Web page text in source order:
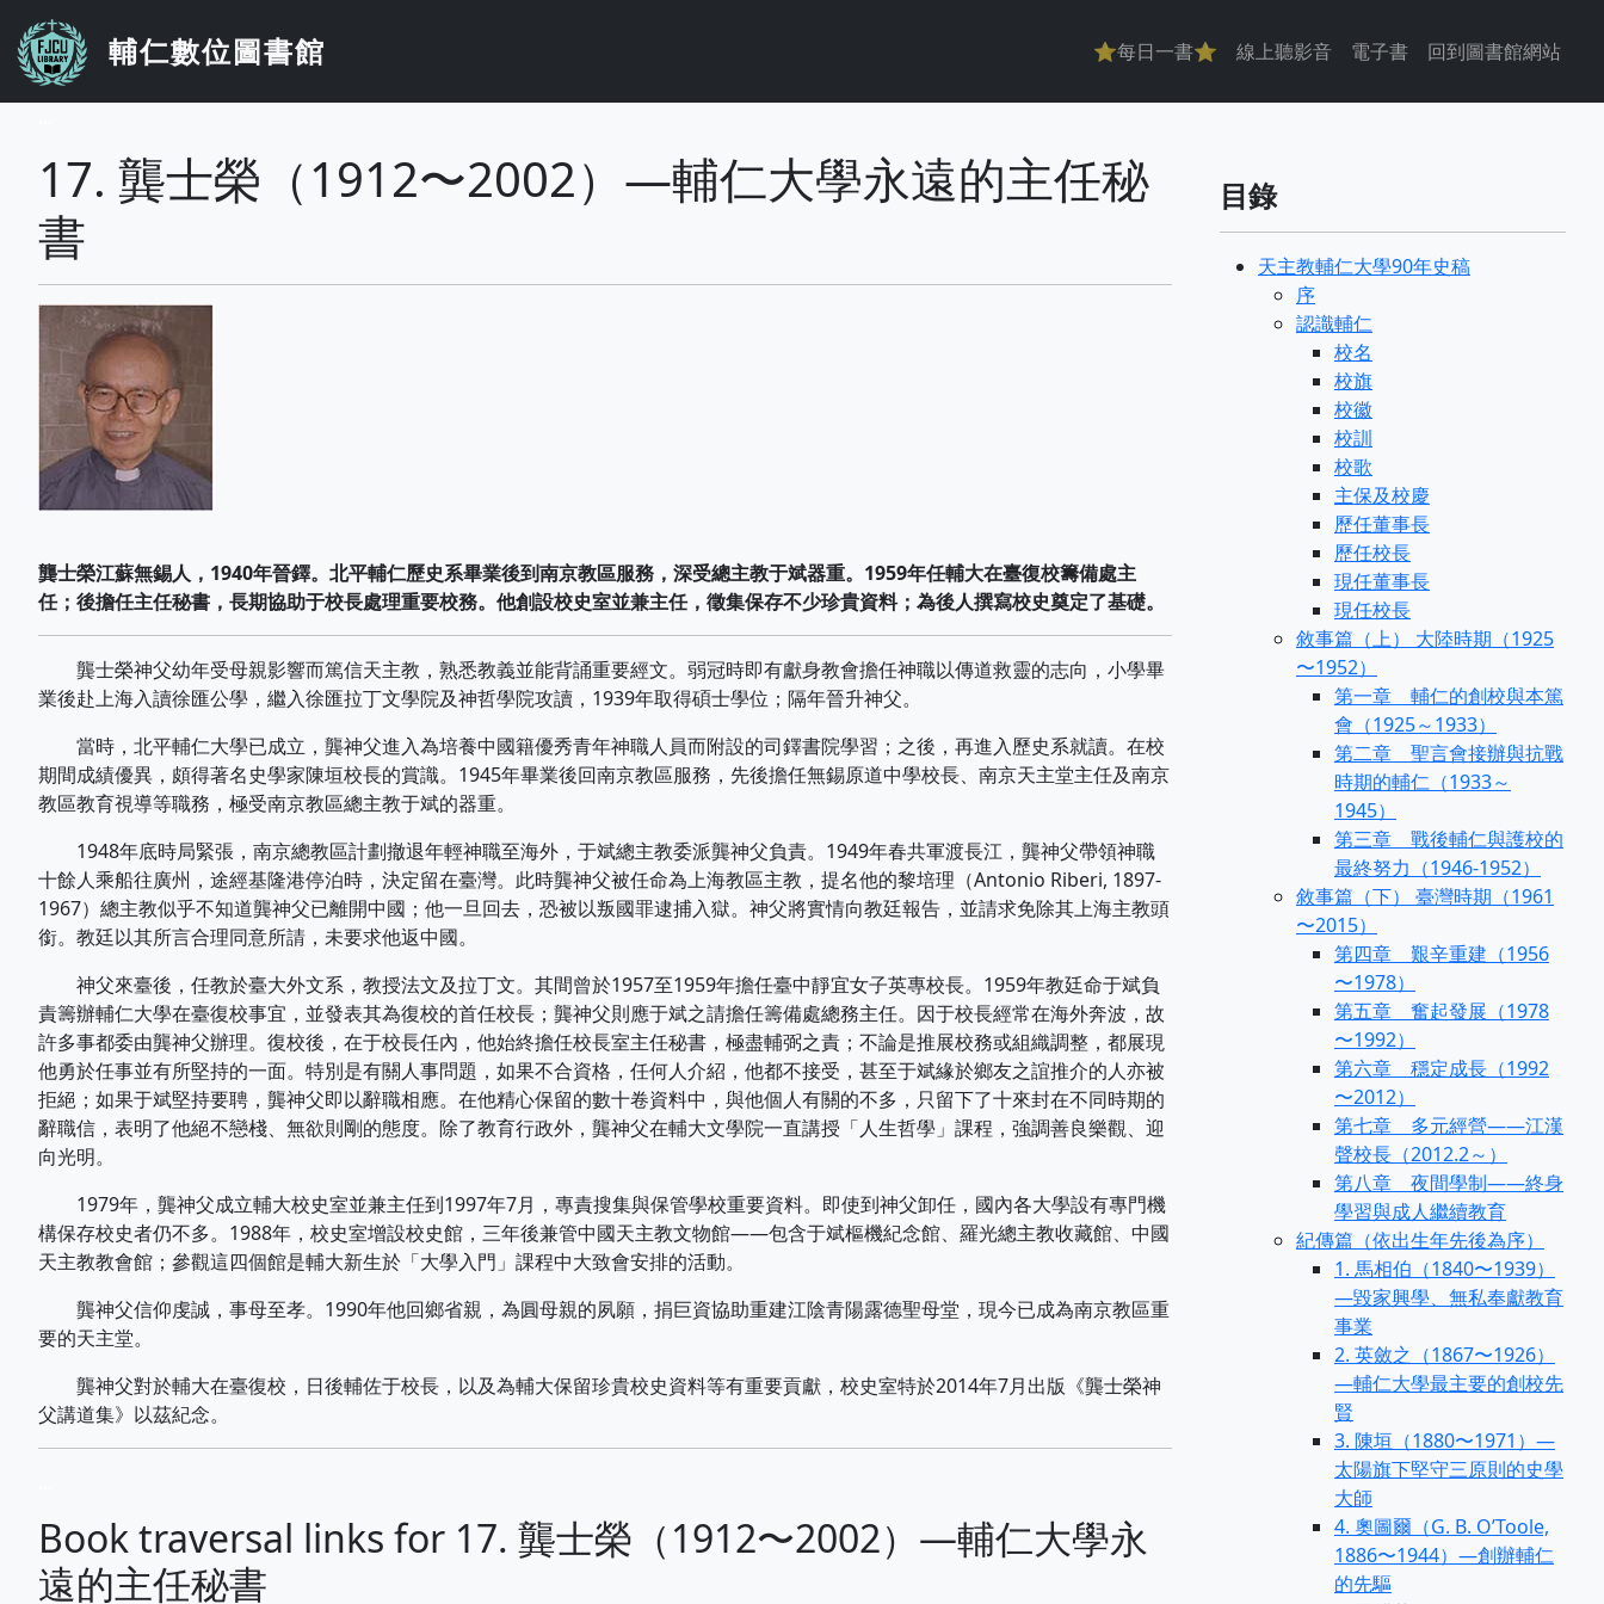
移至主內容
輔仁數位圖書館 主導覽
⭐每日一書⭐ 線上聽影音 電子書 回到圖書館網站
17. 龔士榮（1912〜2002）—輔仁大學永遠的主任秘
書
龔士榮江蘇無錫人，1940年晉鐸。北平輔仁歷史系畢業後到南京教區服務，深受總主教于斌器重。1959年任輔大在臺復校籌備處主
任；後擔任主任秘書，長期協助于校長處理重要校務。他創設校史室並兼主任，徵集保存不少珍貴資料；為後人撰寫校史奠定了基礎。
龔士榮神父幼年受母親影響而篤信天主教，熟悉教義並能背誦重要經文。弱冠時即有獻身教會擔任神職以傳道救靈的志向，小學畢
業後赴上海入讀徐匯公學，繼入徐匯拉丁文學院及神哲學院攻讀，1939年取得碩士學位；隔年晉升神父。
當時，北平輔仁大學已成立，龔神父進入為培養中國籍優秀青年神職人員而附設的司鐸書院學習；之後，再進入歷史系就讀。在校
期間成績優異，頗得著名史學家陳垣校長的賞識。1945年畢業後回南京教區服務，先後擔任無錫原道中學校長、南京天主堂主任及南京
教區教育視導等職務，極受南京教區總主教于斌的器重。
1948年底時局緊張，南京總教區計劃撤退年輕神職至海外，于斌總主教委派龔神父負責。1949年春共軍渡長江，龔神父帶領神職
十餘人乘船往廣州，途經基隆港停泊時，決定留在臺灣。此時龔神父被任命為上海教區主教，提名他的黎培理（Antonio Riberi, 1897-
1967）總主教似乎不知道龔神父已離開中國；他一旦回去，恐被以叛國罪逮捕入獄。神父將實情向教廷報告，並請求免除其上海主教頭
銜。教廷以其所言合理同意所請，未要求他返中國。
神父來臺後，任教於臺大外文系，教授法文及拉丁文。其間曾於1957至1959年擔任臺中靜宜女子英專校長。1959年教廷命于斌負
責籌辦輔仁大學在臺復校事宜，並發表其為復校的首任校長；龔神父則應于斌之請擔任籌備處總務主任。因于校長經常在海外奔波，故
許多事都委由龔神父辦理。復校後，在于校長任內，他始終擔任校長室主任秘書，極盡輔弼之責；不論是推展校務或組織調整，都展現
他勇於任事並有所堅持的一面。特別是有關人事問題，如果不合資格，任何人介紹，他都不接受，甚至于斌緣於鄉友之誼推介的人亦被
拒絕；如果于斌堅持要聘，龔神父即以辭職相應。在他精心保留的數十卷資料中，與他個人有關的不多，只留下了十來封在不同時期的
辭職信，表明了他絕不戀棧、無欲則剛的態度。除了教育行政外，龔神父在輔大文學院一直講授「人生哲學」課程，強調善良樂觀、迎
向光明。
1979年，龔神父成立輔大校史室並兼主任到1997年7月，專責搜集與保管學校重要資料。即使到神父卸任，國內各大學設有專門機
構保存校史者仍不多。1988年，校史室增設校史館，三年後兼管中國天主教文物館——包含于斌樞機紀念館、羅光總主教收藏館、中國
天主教教會館；參觀這四個館是輔大新生於「大學入門」課程中大致會安排的活動。
龔神父信仰虔誠，事母至孝。1990年他回鄉省親，為圓母親的夙願，捐巨資協助重建江陰青陽露德聖母堂，現今已成為南京教區重
要的天主堂。
龔神父對於輔大在臺復校，日後輔佐于校長，以及為輔大保留珍貴校史資料等有重要貢獻，校史室特於2014年7月出版《龔士榮神
父講道集》以茲紀念。
Book traversal links for 17. 龔士榮（1912〜2002）—輔仁大學永
遠的主任秘書
目錄
天主教輔仁大學90年史稿
序
認識輔仁
校名
校旗
校徽
校訓
校歌
主保及校慶
歷任董事長
歷任校長
現任董事長
現任校長
敘事篇（上） 大陸時期（1925
〜1952）
第一章 輔仁的創校與本篤
會（1925～1933）
第二章 聖言會接辦與抗戰
時期的輔仁（1933～
1945）
第三章 戰後輔仁與護校的
最終努力（1946-1952）
敘事篇（下） 臺灣時期（1961
〜2015）
第四章 艱辛重建（1956
〜1978）
第五章 奮起發展（1978
〜1992）
第六章 穩定成長（1992
〜2012）
第七章 多元經營——江漢
聲校長（2012.2～）
第八章 夜間學制——終身
學習與成人繼續教育
紀傳篇（依出生年先後為序）
1. 馬相伯（1840〜1939）
—毀家興學、無私奉獻教育
事業
2. 英斂之（1867〜1926）
—輔仁大學最主要的創校先
賢
3. 陳垣（1880〜1971）—
太陽旗下堅守三原則的史學
大師
4. 奧圖爾（G. B. O’Toole,
1886〜1944）—創辦輔仁
的先驅